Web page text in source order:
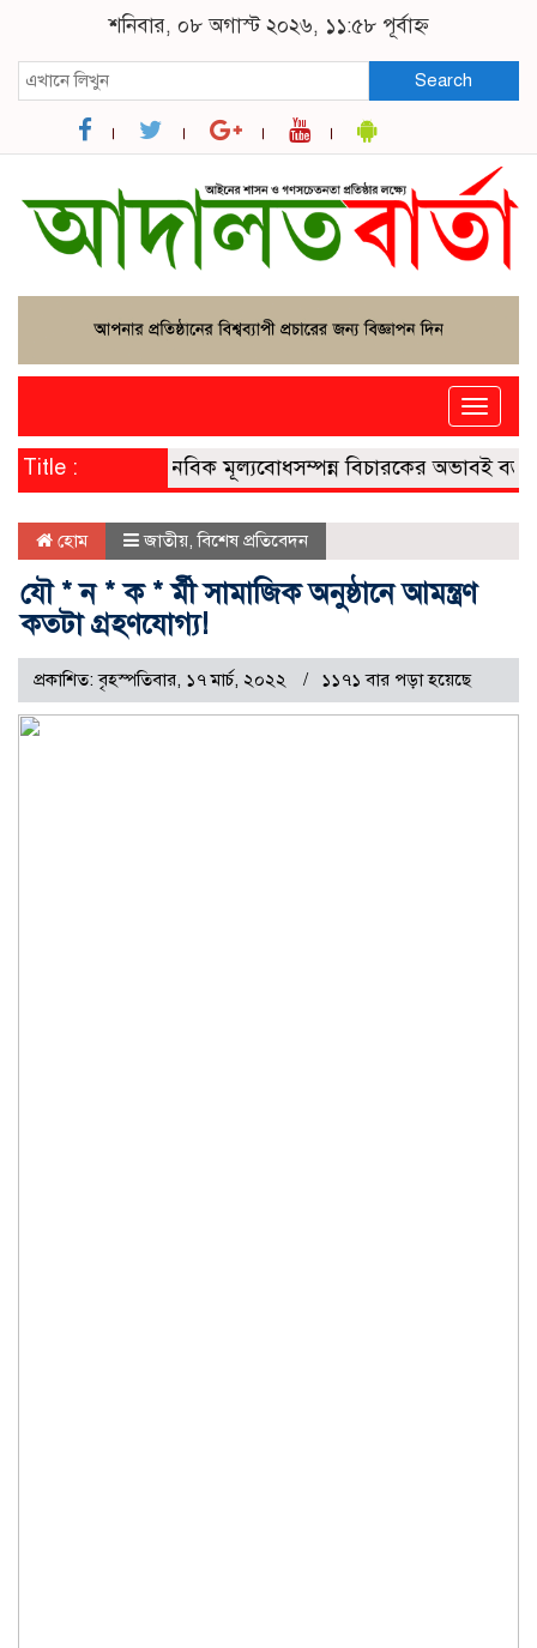
শনিবার, ০৮ অগাস্ট ২০২৬, ১১:৫৮ পূর্বাহ্ন
Search
Toggle
Title : মানবিক মূল্যবোধসম্পন্ন বিচারকের অভাবই বড়
হোম জাতীয়,বিশেষ প্রতিবেদন
যৌ * ন * ক * র্মী সামাজিক অনুষ্ঠানে আমন্ত্রণ
কতটা গ্রহণযোগ্য!
প্রকাশিত: বৃহস্পতিবার, ১৭ মার্চ, ২০২২ ১১৭১ বার পড়া হয়েছে